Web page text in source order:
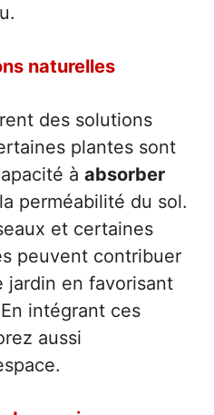
naturelles
des solutions
plantes sont
à absorber
perméabilité du sol.
et certaines
peuvent contribuer
jardin en favorisant
intégrant ces
aussi